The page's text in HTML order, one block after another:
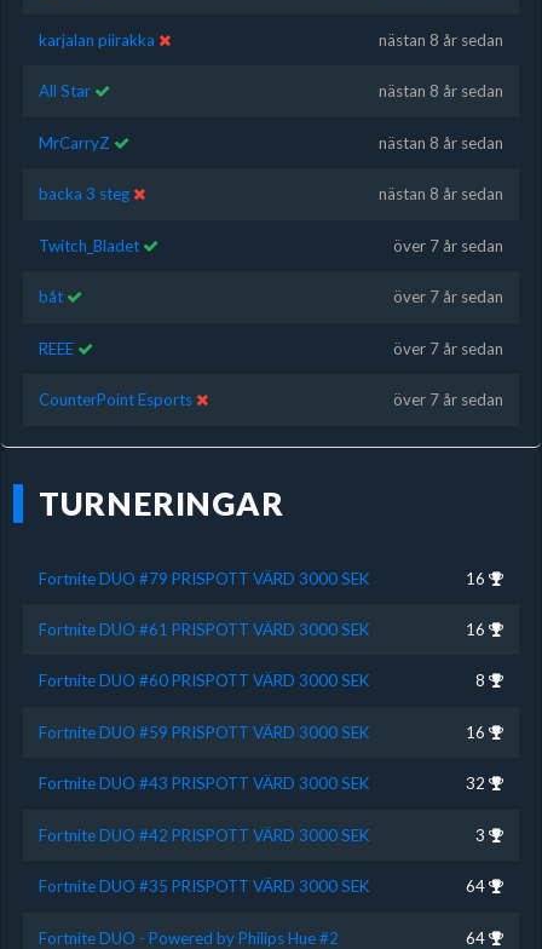
karjalan piirakka nästan 8 år sedan
All Star nästan 8 år sedan
MrCarryZ nästan 8 år sedan
backa 3 steg nästan 8 år sedan
Twitch_Bladet över 7 år sedan
båt över 7 år sedan
REEE över 7 år sedan
CounterPoint Esports över 7 år sedan
TURNERINGAR
Fortnite DUO #79 PRISPOTT VÄRD 3000 SEK 16
Fortnite DUO #61 PRISPOTT VÄRD 3000 SEK 16
Fortnite DUO #60 PRISPOTT VÄRD 3000 SEK 8
Fortnite DUO #59 PRISPOTT VÄRD 3000 SEK 16
Fortnite DUO #43 PRISPOTT VÄRD 3000 SEK 32
Fortnite DUO #42 PRISPOTT VÄRD 3000 SEK 3
Fortnite DUO #35 PRISPOTT VÄRD 3000 SEK 64
Fortnite DUO - Powered by Philips Hue #2 64